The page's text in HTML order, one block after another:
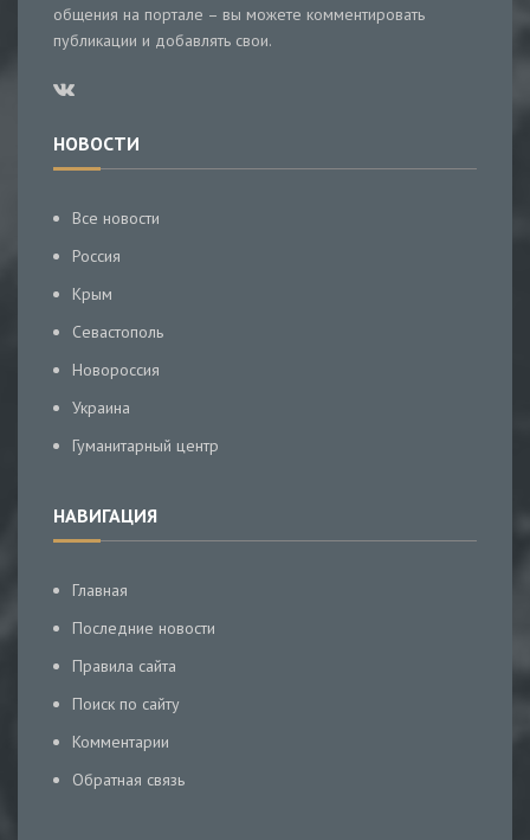
общения на портале – вы можете комментировать
публикации и добавлять свои.
НОВОСТИ
Все новости
Россия
Крым
Севастополь
Новороссия
Украина
Гуманитарный центр
НАВИГАЦИЯ
Главная
Последние новости
Правила сайта
Поиск по сайту
Комментарии
Обратная связь